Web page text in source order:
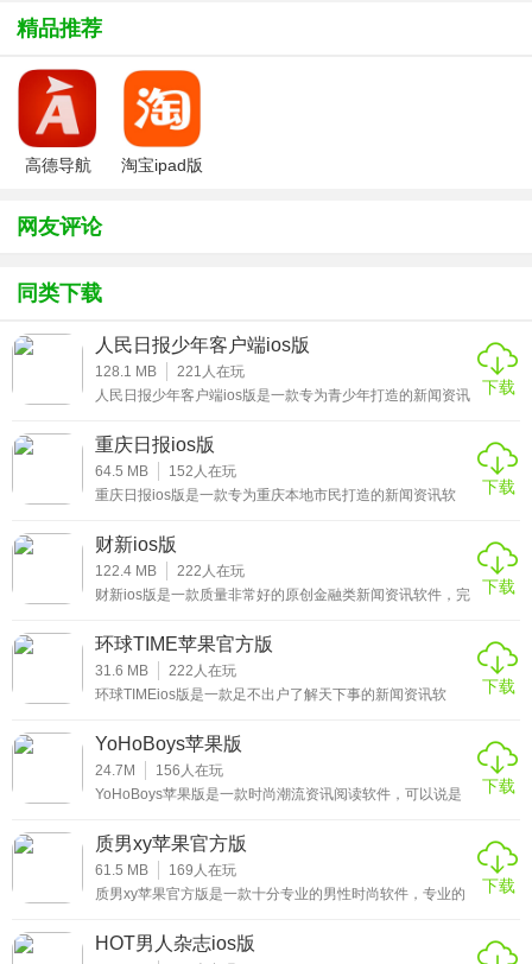
★人民日报少年客户端ios版主要功能
移动政务发布厅全新改版，政务信息一站式获取;
2、视觉
3新闻
随时随地为您提供有速度、有热度、有温度、有态度的新闻;
4、评论
热点焦点及时评，为您观察纷繁复杂的世界提供不一样的视
角;
5、炫酷
音频、视频、3D动画，炫酷时尚的表现形式，让新闻更加“好
送到您手边;
7、问政
独家网络问政平台，不论何时何地有啥需求，直接帮您送达
领导案头;
公益频道增加调查、投票等功能，只需一“点”爱心，汇聚公益
★人民日报少年客户端ios版推荐理由
完整，各种情感与性方面的交流方式，男生们的情调、体
育、健身护肤等应有尽有，让你从此变得更加时尚，感兴趣
精品推荐
高德导航
淘宝ipad版
网友评论
同类下载
人民日报少年客户端ios版
128.1 MB 221 人在玩
人民日报少年客户端ios版是一款专为青少年打造的新闻资讯
广大用户们带来更好的新闻阅读体验，用户们可以在这里更
好的阅读各种最新的新闻资讯。平台为广大用户带来了丰富
的新闻信资讯容和更精致的布局设计，让用户获得更好的新
闻信息阅读体验，感兴趣的小伙伴赶紧来下载这款人民日报
下载
重庆日报ios版
64.5 MB 152 人在玩
重庆日报ios版是一款专为重庆本地市民打造的新闻资讯软
频、电子商务等信息服务于一体，可以为广大重庆用户们24
小时更新最新的重庆本地新闻，及时推送各类突发新闻，信
息全面，让你足不出户就可以抢先知道最新的新闻热点，感
兴趣的小伙伴赶紧来下载这款重庆日报ios版体验吧。
下载
财新ios版
122.4 MB 222 人在玩
财新ios版是一款质量非常好的原创金融类新闻资讯软件，完
界、金融界、产业界、学术界等社会精英提供日常所需的优
质、全方位金融信息服务，让广大用户可以足不出户了解天
下的金融事件，轻松掌握最新的金融类新闻资讯，感兴趣的
小伙伴赶紧来下载这款财新ios版体验吧。
下载
环球TIME苹果官方版
31.6 MB 222 人在玩
环球TIMEios版是一款足不出户了解天下事的新闻资讯软
世界的视野，全方位呈现出最具权威深度的新闻资讯信息。
拥有一支最早走出国门的专业报道队伍，驻外特派特派记者
已遍布全球150多个国家和地区，能迅速、准确地用中英文
双语报道世界各地动态，感兴趣的小伙伴赶紧来下载这款环
下载
YoHoBoys苹果版
24.7M 156 人在玩
YoHoBoys苹果版是一款时尚潮流资讯阅读软件，可以说是
可以根据你的兴趣创建播放列表，并且所有的资讯内容都可
以在iPhone和iPad上以精美的格式进行展示，让广大用户可
以轻松了解最新的时尚内容，紧跟时尚潮流的步伐，感兴趣
的小伙伴赶紧来下载这款YoHoBoys苹果版体验吧。
下载
质男xy苹果官方版
61.5 MB 169 人在玩
质男xy苹果官方版是一款十分专业的男性时尚软件，专业的
咨询、指定产品搜索等咨询服务，轻松解决男性面部意见访
问的问题。当然，你也可以在世界各地收到时尚信息，购买
下载
HOT男人杂志ios版